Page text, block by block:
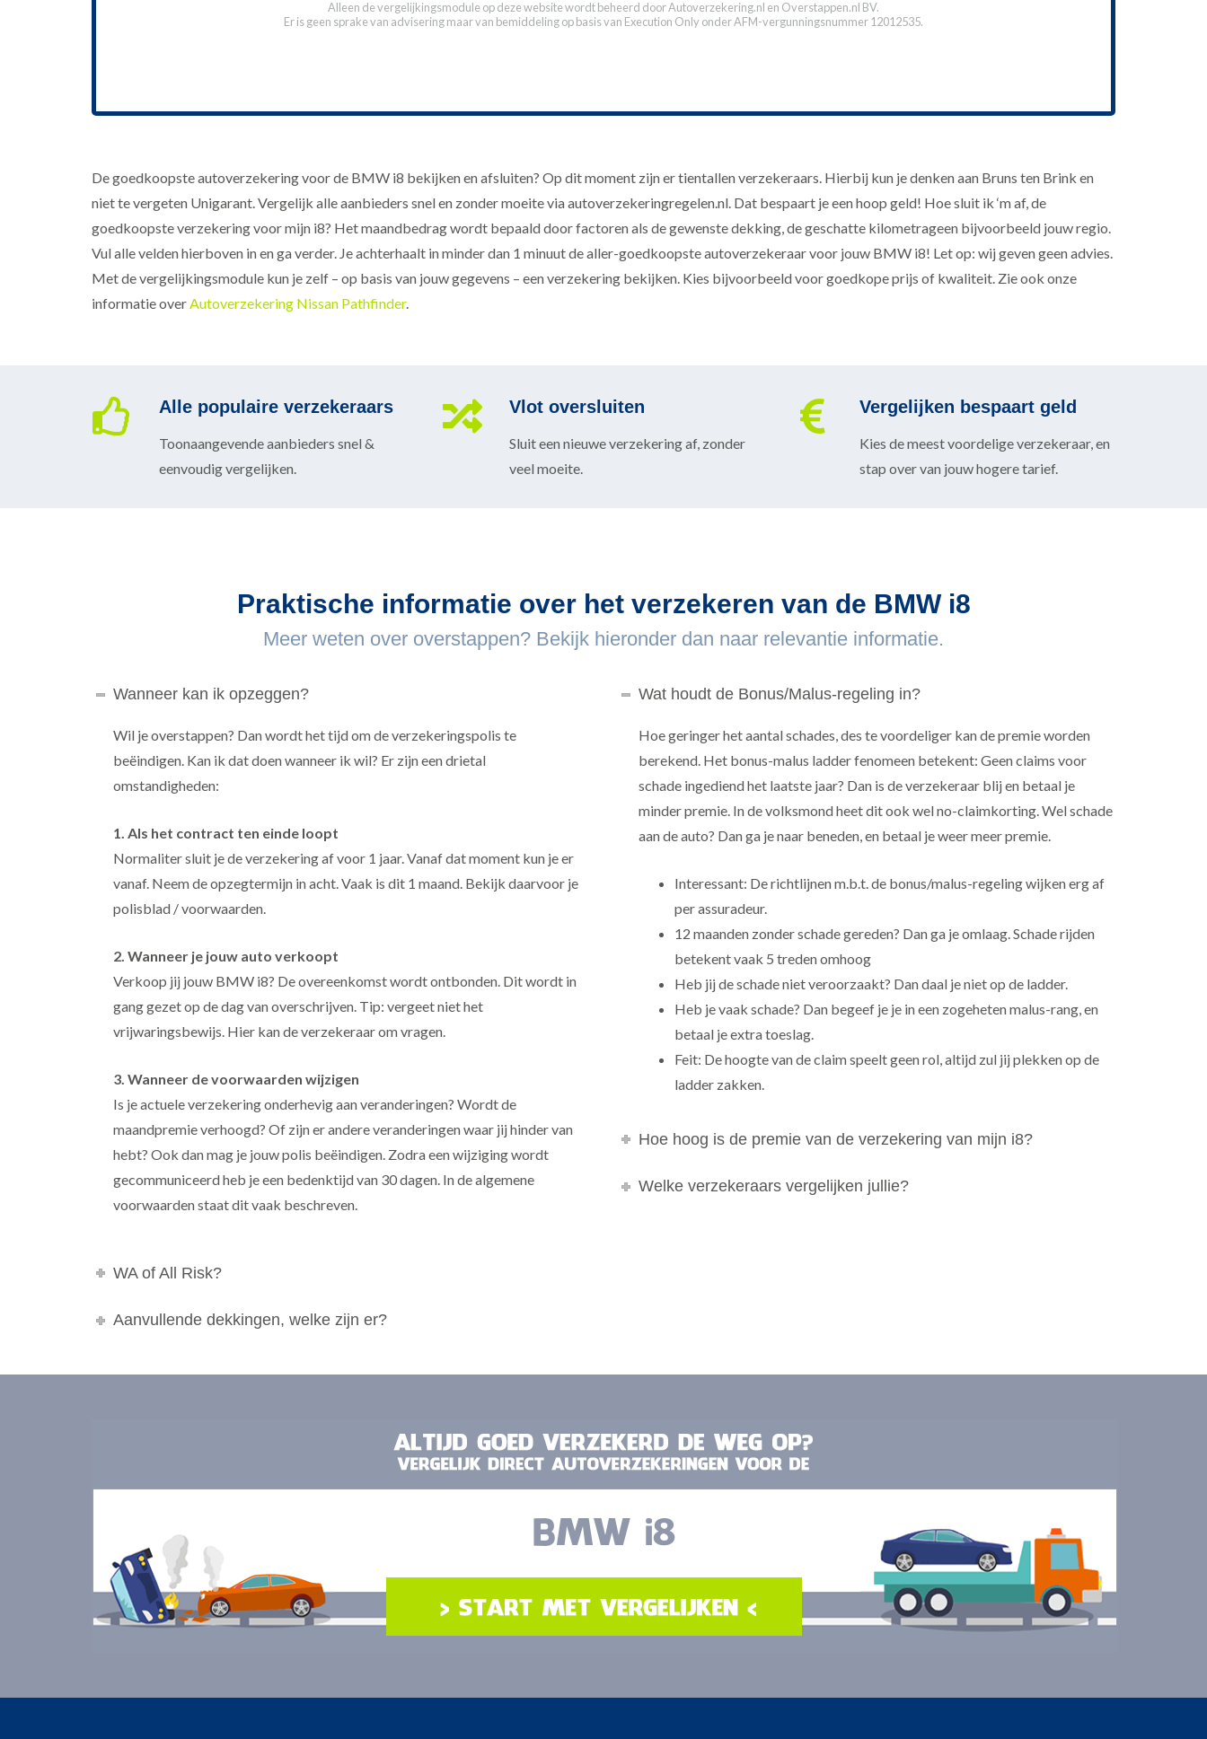
Alleen de vergelijkingsmodule op deze website wordt beheerd doorAutoverzekering.nl en Overstappen.nl BV.
Er is geen sprake van advisering maar van bemiddeling op basis van Execution Only onder AFM-vergunningsnummer 12012535.
De goedkoopste autoverzekering voor de BMW i8 bekijken en afsluiten? Op dit moment zijn er tientallen verzekeraars. Hierbij kun je denken aan Bruns ten Brink en
niet te vergeten Unigarant. Vergelijk alle aanbieders snel en zonder moeite via autoverzekeringregelen.nl. Dat bespaart je een hoop geld! Hoe sluit ik ‘m af, de
goedkoopste verzekering voor mijn i8? Het maandbedrag wordt bepaald door factoren als de gewenste dekking, de geschatte kilometrageen bijvoorbeeld jouw regio.
Vul alle velden hierboven in en ga verder. Je achterhaalt in minder dan 1 minuut de aller-goedkoopste autoverzekeraar voor jouw BMW i8! Let op: wij geven geen advies.
Met de vergelijkingsmodule kun je zelf – op basis van jouw gegevens – een verzekering bekijken. Kies bijvoorbeeld voor goedkope prijs of kwaliteit. Zie ook onze
informatie overAutoverzekering Nissan Pathfinder.
Alle populaire verzekeraars
Toonaangevende aanbieders snel &
eenvoudig vergelijken.
Vlot oversluiten
Sluit een nieuwe verzekering af, zonder
veel moeite.
Vergelijken bespaart geld
Kies de meest voordelige verzekeraar, en
stap over van jouw hogere tarief.
Praktische informatie over het verzekeren van de BMW i8
Meer weten over overstappen? Bekijk hieronder dan naar relevantie informatie.
Wanneer kan ik opzeggen?
Wil je overstappen? Dan wordt het tijd om de verzekeringspolis te
beëindigen. Kan ik dat doen wanneer ik wil? Er zijn een drietal
omstandigheden:
1. Als het contract ten einde loopt
Normaliter sluit je de verzekering af voor 1 jaar. Vanaf dat moment kun je er
vanaf. Neem de opzegtermijn in acht. Vaak is dit 1 maand. Bekijk daarvoor je
polisblad / voorwaarden.
2. Wanneer je jouw auto verkoopt
Verkoop jij jouw BMW i8? De overeenkomst wordt ontbonden. Dit wordt in
gang gezet op de dag van overschrijven. Tip: vergeet niet het
vrijwaringsbewijs. Hier kan de verzekeraar om vragen.
3. Wanneer de voorwaarden wijzigen
Is je actuele verzekering onderhevig aan veranderingen? Wordt de
maandpremie verhoogd? Of zijn er andere veranderingen waar jij hinder van
hebt? Ook dan mag je jouw polis beëindigen. Zodra een wijziging wordt
gecommuniceerd heb je een bedenktijd van 30 dagen. In de algemene
voorwaarden staat dit vaak beschreven.
WA of All Risk?
Aanvullende dekkingen, welke zijn er?
Wat houdt de Bonus/Malus-regeling in?
Hoe geringer het aantal schades, des te voordeliger kan de premie worden
berekend. Het bonus-malus ladder fenomeen betekent: Geen claims voor
schade ingediend het laatste jaar? Dan is de verzekeraar blij en betaal je
minder premie. In de volksmond heet dit ook wel no-claimkorting. Wel schade
aan de auto? Dan ga je naar beneden, en betaal je weer meer premie.
Interessant: De richtlijnen m.b.t. de bonus/malus-regeling wijken erg af
per assuradeur.
12 maanden zonder schade gereden? Dan ga je omlaag. Schade rijden
betekent vaak 5 treden omhoog
Heb jij de schade niet veroorzaakt? Dan daal je niet op de ladder.
Heb je vaak schade? Dan begeef je je in een zogeheten malus-rang, en
betaal je extra toeslag.
Feit: De hoogte van de claim speelt geen rol, altijd zul jij plekken op de
ladder zakken.
Hoe hoog is de premie van de verzekering van mijn i8?
Welke verzekeraars vergelijken jullie?